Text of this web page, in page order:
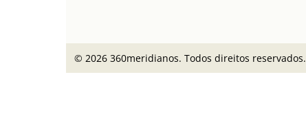
© 2026 360meridianos. Todos direitos reservados.